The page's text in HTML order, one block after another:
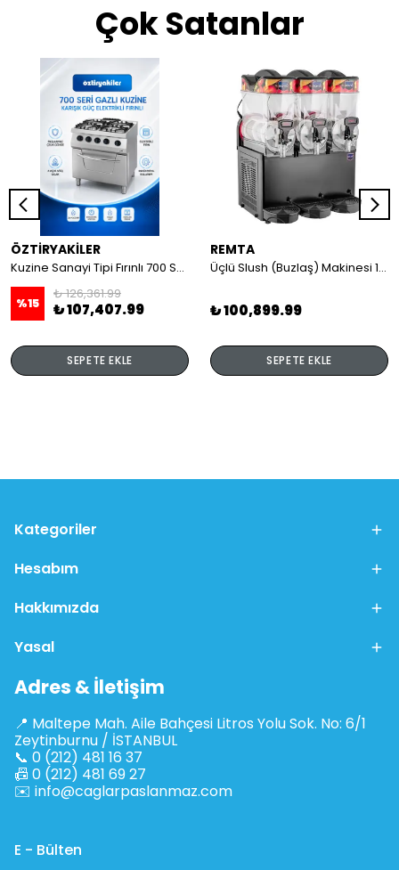
Çok Satanlar
ÖZTİRYAKİLER
Kuzine Sanayi Tipi Fırınlı 700 Seri Gazlı 4 Açık Ateş 80x70x85 (Lp)-2X6Kw+2X7,5Kw+6Kw Elektrikli Fırın
%15
₺ 126,361.99
₺ 107,407.99
SEPETE EKLE
REMTA
Üçlü Slush (Buzlaş) Makinesi 12+12+12 lt
₺ 100,899.99
SEPETE EKLE
Kategoriler
Hesabım
Hakkımızda
Yasal
Adres & İletişim
📍 Maltepe Mah. Aile Bahçesi Litros Yolu Sok. No: 6/1
Zeytinburnu / İSTANBUL
📞 0 (212) 481 16 37
📠 0 (212) 481 69 27
✉️ info@caglarpaslanmaz.com
E - Bülten